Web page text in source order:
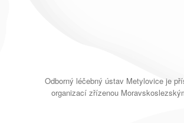
Odborný léčebný ústav Metylovice je
organizací zřízenou